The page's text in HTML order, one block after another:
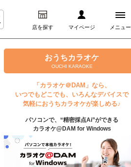
店を探す マイページ メニュー
ログイン
マイページ
プレミアムサービス
DAM★とも動画
DAM★とも録音
おうちカラオケ
OUCHI KARAOKE
「カラオケ＠DAM」なら、
いつでもどこでも、いろんなデバイスで
気軽におうちカラオケが楽しめる♪
パソコンで、“精密採点Ai”ができる
カラオケ@DAM for Windows